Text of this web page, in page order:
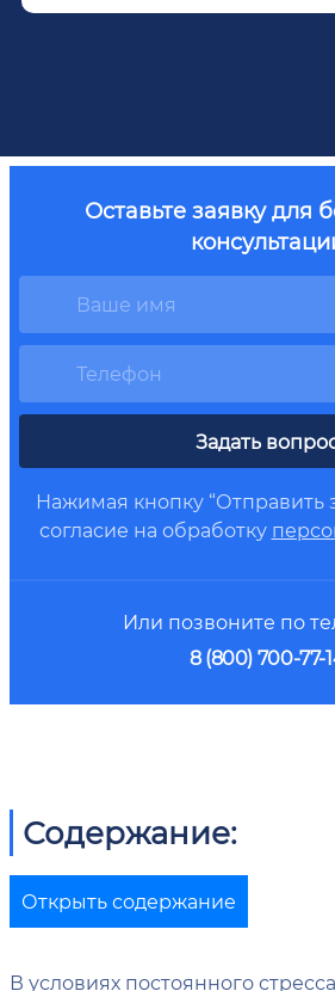
Оставьте заявку для
Задать
Нажимая кнопку “Отправить
согласие на обработку
Или позвоните по
8 (800) 700-77-
Содержание:
Открыть содержание
В условиях постоянного